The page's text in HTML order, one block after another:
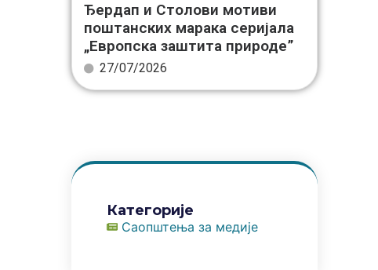
Ђердап и Столови мотиви
поштанских марака серијала
„Европска заштита природе”
27/07/2026
Категорије
Саопштења за медије